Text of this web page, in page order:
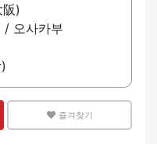
)
오사카부
즐겨찾기